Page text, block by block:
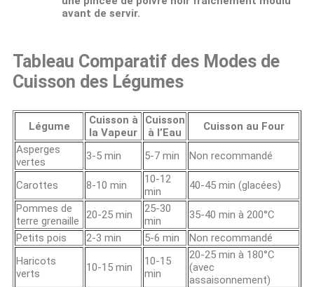
avant de servir.
Tableau Comparatif des Modes de
Cuisson des Légumes
Légume
Cuisson à
la Vapeur
Cuisson
à l’Eau
Cuisson au Four
Asperges
vertes
3-5 min 5-7 min Non recommandé
Carottes 8-10 min
10-12
min
40-45 min (glacées)
Pommes de
terre grenaille
20-25 min
25-30
min
35-40 min à 200°C
Petits pois
2-3 min 5-6 min
Non recommandé
Haricots
verts
10-15 min
10-15
min
20-25 min à 180°C
(avec
assaisonnement)